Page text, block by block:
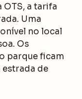
a tarifa
Uma
no local
Os
parque ficam
estrada de